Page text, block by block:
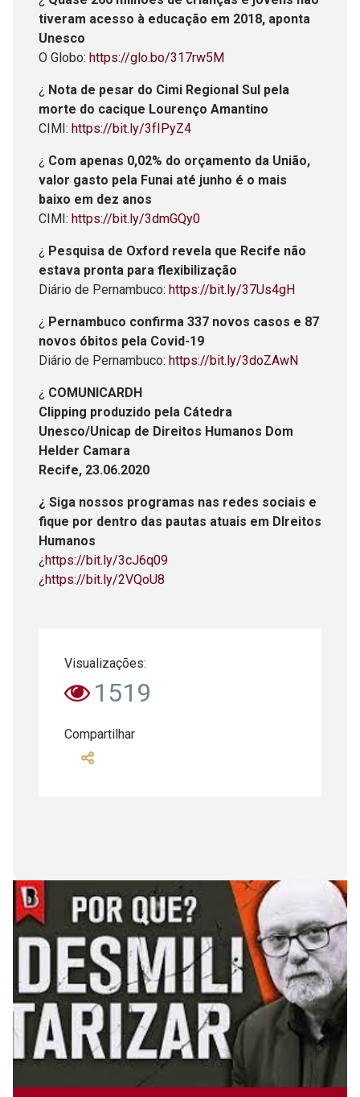
tiveram acesso à educação em 2018, aponta
Unesco
O Globo: https://glo.bo/317rw5M
¿ Nota de pesar do Cimi Regional Sul pela
morte do cacique Lourenço Amantino
CIMI: https://bit.ly/3fIPyZ4
¿ Com apenas 0,02% do orçamento da União,
valor gasto pela Funai até junho é o mais
baixo em dez anos
CIMI: https://bit.ly/3dmGQy0
¿ Pesquisa de Oxford revela que Recife não
estava pronta para flexibilização
Diário de Pernambuco: https://bit.ly/37Us4gH
¿ Pernambuco confirma 337 novos casos e 87
novos óbitos pela Covid-19
Diário de Pernambuco: https://bit.ly/3doZAwN
¿ COMUNICARDH
Clipping produzido pela Cátedra
Unesco/Unicap de Direitos Humanos Dom
Helder Camara
Recife, 23.06.2020
¿ Siga nossos programas nas redes sociais e
fique por dentro das pautas atuais em DIreitos
Humanos
¿ https://bit.ly/3cJ6q09
¿ https://bit.ly/2VQoU8
Visualizações:
1519
Compartilhar